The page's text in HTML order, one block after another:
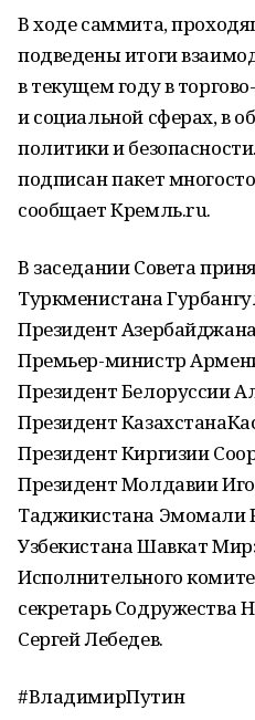
В ходе саммита,
подведены итоги
в текущем году в
и социальной сферах, в
политики и
подписан пакет
сообщает Кремль.ru.
В заседании Совета
Туркменистана
Президент
Премьер-министр
Президент Белоруссии
Президент
Президент Киргизии
Президент Молдавии
Таджикистана Эмомали
Узбекистана Шавкат
Исполнительного
секретарь Содружества
Сергей Лебедев.
#ВладимирПутин